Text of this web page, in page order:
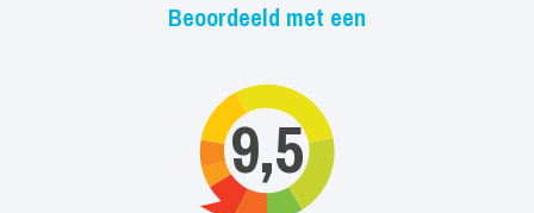
Beoordeeld met een
9,5